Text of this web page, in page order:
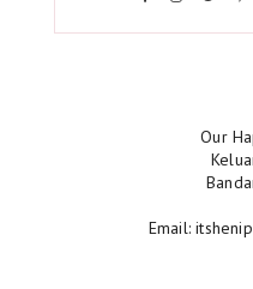
Our
Email: